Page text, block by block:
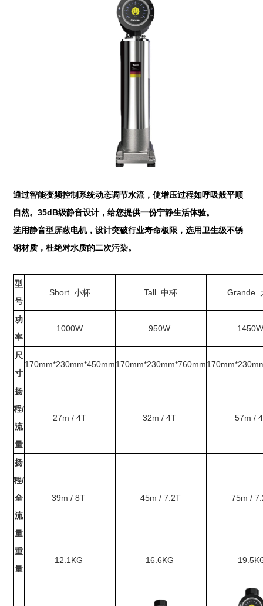
通过智能变频控制系统动态调节水流，使增压过程如呼吸般平顺
自然。35dB级静音设计，给您提供一份宁静生活体验。
选用静音型屏蔽电机，设计突破行业寿命极限，选用卫生级不锈
钢材质，杜绝对水质的二次污染。
型
号
Short 小杯 Tall 中杯 Grande
功
率
1000W 950W
尺
寸
170mm*230mm*450mm170mm*230mm*760mm
扬
程/
流
量
27m / 4T 32m / 4T 57m /
扬
程/
全
流
量
39m / 8T 45m / 7.2T 75m /
重
量
12.1KG 16.6KG